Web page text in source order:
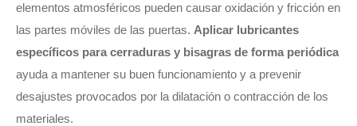
elementos atmosféricos pueden causar oxidación y fricción en
las partes móviles de las puertas. Aplicar lubricantes
específicos para cerraduras y bisagras de forma periódica
ayuda a mantener su buen funcionamiento y a prevenir
desajustes provocados por la dilatación o contracción de los
materiales.